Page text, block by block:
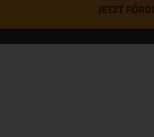
JETZT